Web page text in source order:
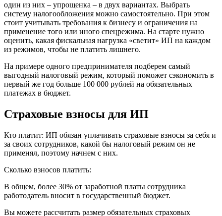
один из них – упрощенка – в двух вариантах. Выбрать
систему налогообложения можно самостоятельно. При этом
стоит учитывать требования к бизнесу и ограничения на
применение того или иного спецрежима. На старте нужно
оценить, какая фискальная нагрузка «светит» ИП на каждом
из режимов, чтобы не платить лишнего.
На примере одного предпринимателя подберем самый
выгодный налоговый режим, который поможет сэкономить в
первый же год больше 100 000 рублей на обязательных
платежах в бюджет.
Страховые взносы для ИП
Кто платит: ИП обязан уплачивать страховые взносы за себя и
за своих сотрудников, какой бы налоговый режим он не
применял, поэтому начнем с них.
Сколько взносов платить:
В общем, более 30% от заработной платы сотрудника
работодатель вносит в государственный бюджет.
Вы можете рассчитать размер обязательных страховых